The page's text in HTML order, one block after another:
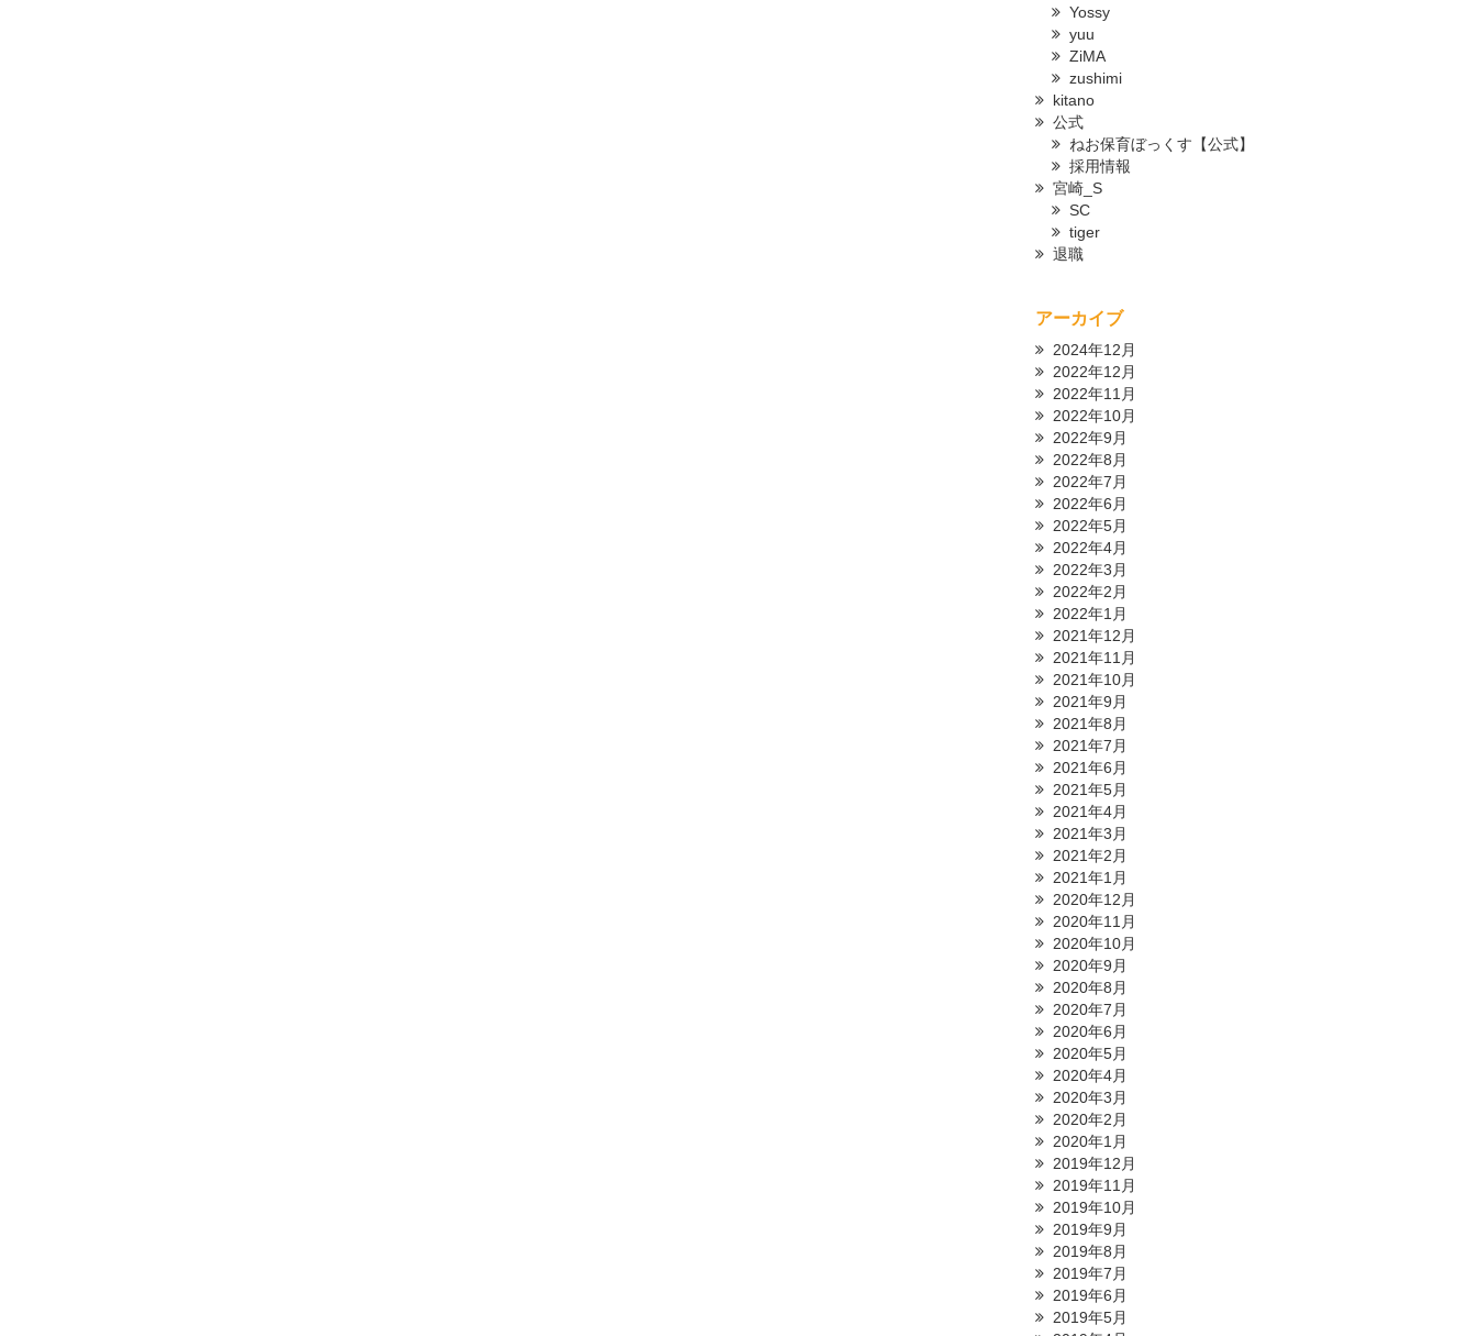
Yossy
yuu
ZiMA
zushimi
kitano
公式
ねお保育ぼっくす【公式】
採用情報
宮崎_S
SC
tiger
退職
アーカイブ
2024年12月
2022年12月
2022年11月
2022年10月
2022年9月
2022年8月
2022年7月
2022年6月
2022年5月
2022年4月
2022年3月
2022年2月
2022年1月
2021年12月
2021年11月
2021年10月
2021年9月
2021年8月
2021年7月
2021年6月
2021年5月
2021年4月
2021年3月
2021年2月
2021年1月
2020年12月
2020年11月
2020年10月
2020年9月
2020年8月
2020年7月
2020年6月
2020年5月
2020年4月
2020年3月
2020年2月
2020年1月
2019年12月
2019年11月
2019年10月
2019年9月
2019年8月
2019年7月
2019年6月
2019年5月